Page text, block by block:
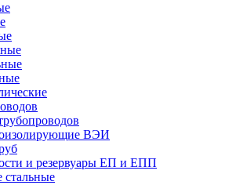
ВЭИ
и резервуары ЕП и ЕПП